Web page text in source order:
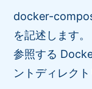
docker-
を記述します。
参照する
ントディレクト